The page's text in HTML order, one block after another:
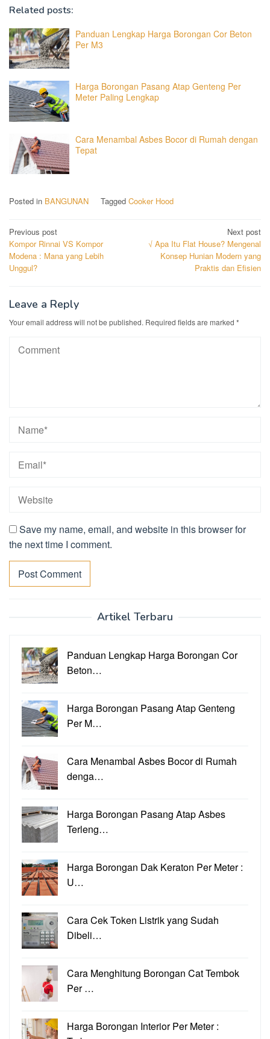
Related posts:
Panduan Lengkap Harga Borongan Cor Beton
Per M3
Harga Borongan Pasang Atap Genteng Per
Meter Paling Lengkap
Cara Menambal Asbes Bocor di Rumah dengan
Tepat
Posted in BANGUNAN Tagged Cooker Hood
Post
navigation
Previous post
Kompor Rinnai VS Kompor
Modena : Mana yang Lebih
Unggul?
Next post
√ Apa Itu Flat House? Mengenal
Konsep Hunian Modern yang
Praktis dan Efisien
Leave a Reply
Your email address will not be published. Required fields are marked *
Save my name, email, and website in this browser for
the next time I comment.
Artikel Terbaru
Panduan Lengkap Harga Borongan Cor
Beton…
Harga Borongan Pasang Atap Genteng
Per M…
Cara Menambal Asbes Bocor di Rumah
denga…
Harga Borongan Pasang Atap Asbes
Terleng…
Harga Borongan Dak Keraton Per Meter :
U…
Cara Cek Token Listrik yang Sudah
Dibeli…
Cara Menghitung Borongan Cat Tembok
Per …
Harga Borongan Interior Per Meter :